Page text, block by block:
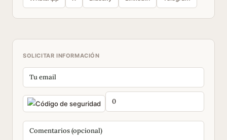
SOLICITAR INFORMACIÓN